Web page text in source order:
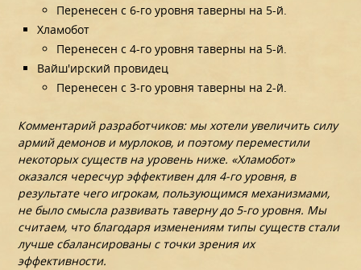
Перенесен с 6-го уровня таверны на 5-й.
Хламобот
Перенесен с 4-го уровня таверны на 5-й.
Вайш'ирский провидец
Перенесен с 3-го уровня таверны на 2-й.
Комментарий разработчиков: мы хотели увеличить силу
армий демонов и мурлоков, и поэтому переместили
некоторых существ на уровень ниже. «Хламобот»
оказался чересчур эффективен для 4-го уровня, в
результате чего игрокам, пользующимся механизмами,
не было смысла развивать таверну до 5-го уровня. Мы
считаем, что благодаря изменениям типы существ стали
лучше сбалансированы с точки зрения их
эффективности.